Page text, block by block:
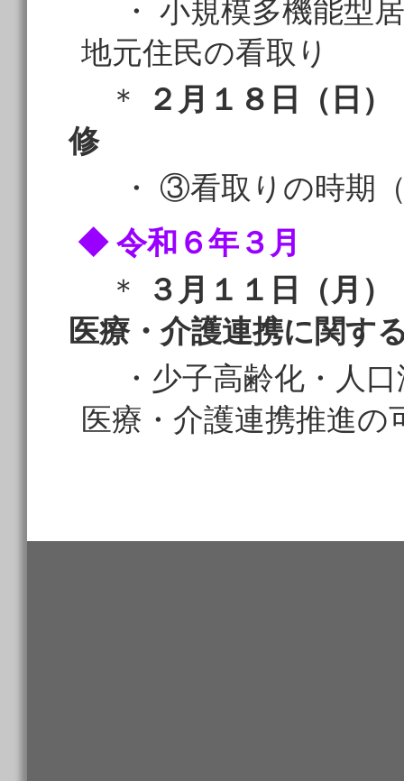
・ 小規模多機能型
地元住民の看取り
＊
２月１８日（日
修
・ ③看取りの時期
◆ 令和６年３月
＊
３月１１日（月
医療・介護連携に関す
・少子高齢化・人口
医療・介護連携推進の